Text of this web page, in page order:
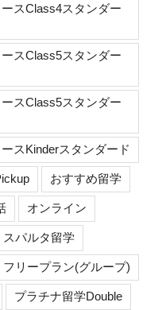
スClass4スタンダー
スClass5スタンダー
スClass5スタンダー
スKinderスタンダード
おすすめ留学
オンライン
スパルタ留学
フリープラン(グループ)
プラチナ留学Double